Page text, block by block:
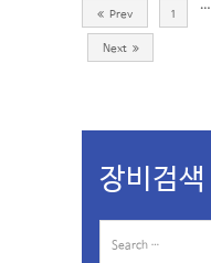
Prev 1 …
Next
장비검색